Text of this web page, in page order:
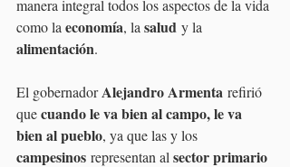
manera integral todos los aspectos de la vida
como la economía, la salud y la
alimentación.
El gobernador Alejandro Armenta refirió
que cuando le va bien al campo, le va
bien al pueblo, ya que las y los
campesinos representan al sector primario